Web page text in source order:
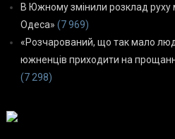
В Южному змінили розклад
Одеса» (7 969)
«Розчарований, що так мало
южненців приходити на
(7 298)